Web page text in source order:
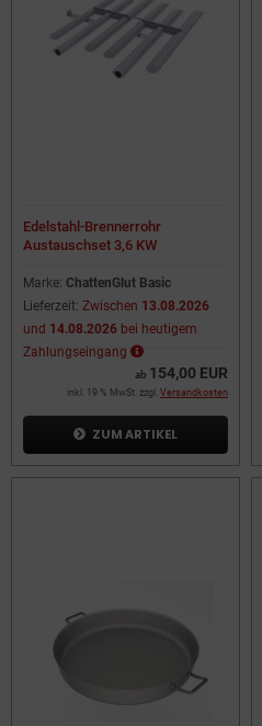
Edelstahl-Brennerrohr
Austauschset 3,6 KW
Marke: ChattenGlut Basic
Lieferzeit: Zwischen 13.08.2026
und 14.08.2026 bei heutigem
Zahlungseingang
ab 154,00 EUR
inkl. 19 % MwSt. zzgl. Versandkosten
ZUM ARTIKEL